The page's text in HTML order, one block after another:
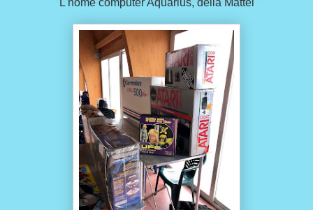
L'home computer Aquarius, della Mattel